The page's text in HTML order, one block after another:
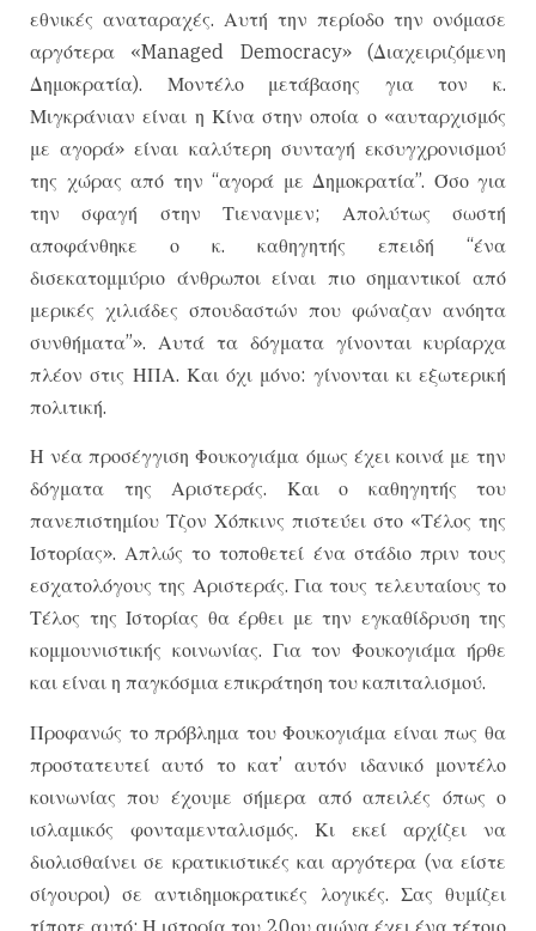
εθνικές αναταραχές. Αυτή την περίοδο την ονόμασε
αργότερα «Managed Democracy» (Διαχειριζόμενη
Δημοκρατία). Μοντέλο μετάβασης για τον κ.
Μιγκράνιαν είναι η Κίνα στην οποία ο «αυταρχισμός
με αγορά» είναι καλύτερη συνταγή εκσυγχρονισμού
της χώρας από την “αγορά με Δημοκρατία”. Όσο για
την σφαγή στην Τιενανμεν; Απολύτως σωστή
αποφάνθηκε ο κ. καθηγητής επειδή “ένα
δισεκατομμύριο άνθρωποι είναι πιο σημαντικοί από
μερικές χιλιάδες σπουδαστών που φώναζαν ανόητα
συνθήματα”». Αυτά τα δόγματα γίνονται κυρίαρχα
πλέον στις ΗΠΑ. Και όχι μόνο: γίνονται κι εξωτερική
πολιτική.
Η νέα προσέγγιση Φουκογιάμα όμως έχει κοινά με την
δόγματα της Αριστεράς. Και ο καθηγητής του
πανεπιστημίου Τζον Χόπκινς πιστεύει στο «Τέλος της
Ιστορίας». Απλώς το τοποθετεί ένα στάδιο πριν τους
εσχατολόγους της Αριστεράς. Για τους τελευταίους το
Τέλος της Ιστορίας θα έρθει με την εγκαθίδρυση της
κομμουνιστικής κοινωνίας. Για τον Φουκογιάμα ήρθε
και είναι η παγκόσμια επικράτηση του καπιταλισμού.
Προφανώς το πρόβλημα του Φουκογιάμα είναι πως θα
προστατευτεί αυτό το κατ’ αυτόν ιδανικό μοντέλο
κοινωνίας που έχουμε σήμερα από απειλές όπως ο
ισλαμικός φονταμενταλισμός. Κι εκεί αρχίζει να
διολισθαίνει σε κρατικιστικές και αργότερα (να είστε
σίγουροι) σε αντιδημοκρατικές λογικές. Σας θυμίζει
τίποτε αυτό; Η ιστορία του 20ου αιώνα έχει ένα τέτοιο